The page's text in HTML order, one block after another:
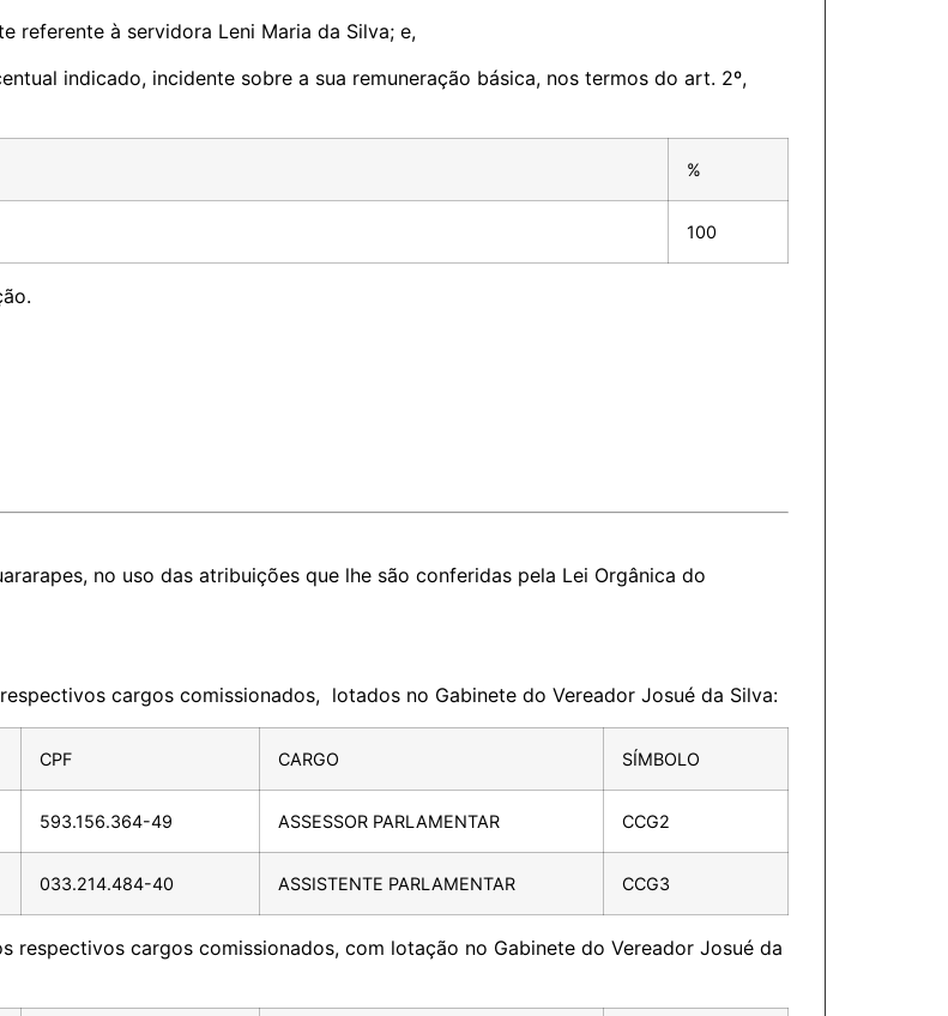
referente à servidora Leni Maria da Silva; e,
indicado, incidente sobre a sua remuneração básica, nos termos do art. 2º,
%
100
no uso das atribuições que lhe são conferidas pela Lei Orgânica do
cargos comissionados, lotados no Gabinete do Vereador Josué da Silva:
CPF CARGO SÍMBOLO
593.156.364-49 ASSESSOR PARLAMENTAR CCG2
033.214.484-40 ASSISTENTE PARLAMENTAR CCG3
respectivos cargos comissionados, com lotação no Gabinete do Vereador Josué da